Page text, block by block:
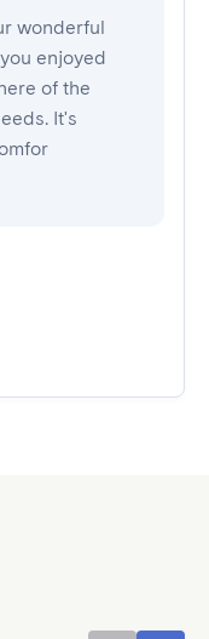
wonderful
enjoyed
of the
It's